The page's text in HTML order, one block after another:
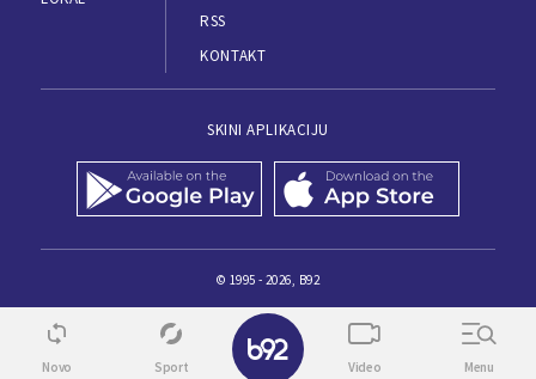
RSS
KONTAKT
SKINI APLIKACIJU
© 1995 - 2026, B92
Novo Sport Video Menu